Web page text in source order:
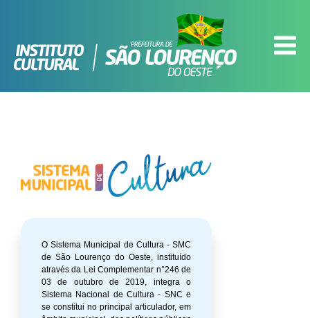
O Sistema Municipal de Cultura - SMC
de São Lourenço do Oeste, instituído
através da Lei Complementar n°246 de
03 de outubro de 2019, integra o
Sistema Nacional de Cultura - SNC e
se constitui no principal articulador, em